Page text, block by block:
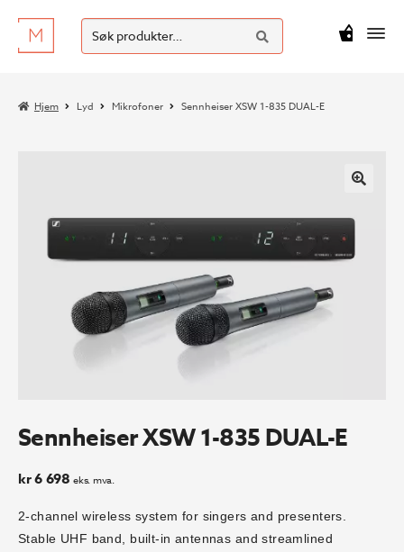
Hopp
til
Hopp
til
Søk
etter:
SØK
kr0
Hjem Lyd Mikrofoner Sennheiser XSW 1-835 DUAL-E
Sennheiser XSW 1-835 DUAL-E
kr6 698 eks. mva.
2-channel wireless system for singers and presenters.
Stable UHF band, built-in antennas and streamlined